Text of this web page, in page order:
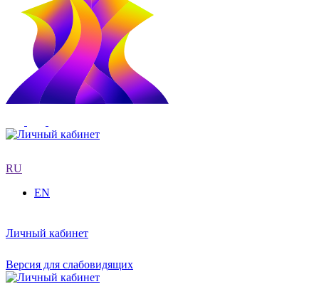
RU
EN
Личный кабинет
Версия для слабовидящих